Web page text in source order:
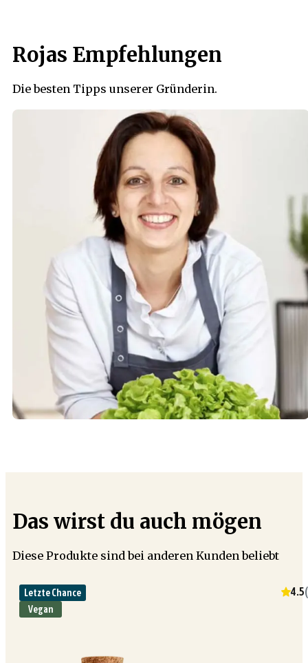
Rojas Empfehlungen
Die besten Tipps unserer Gründerin.
Das wirst du auch mögen
Diese Produkte sind bei anderen Kunden beliebt
Letzte Chance
Vegan
4.5(